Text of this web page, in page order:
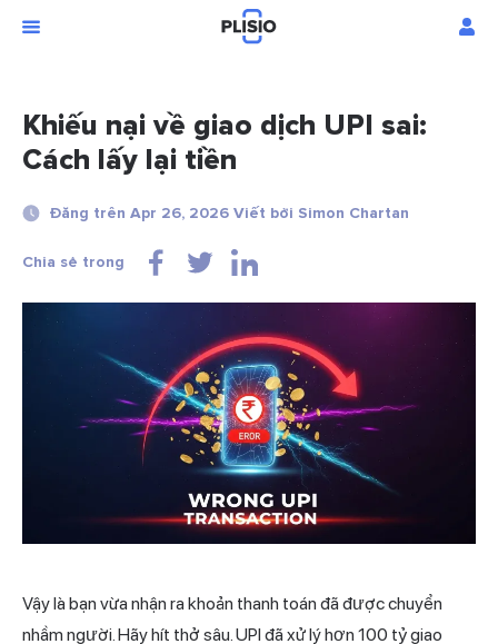
Khiếu nại về giao dịch UPI sai:
Cách lấy lại tiền
Đăng trên Apr 26, 2026 Viết bởi Simon Chartan
Chia sẻ trong
Vậy là bạn vừa nhận ra khoản thanh toán đã được chuyển
nhầm người. Hãy hít thở sâu. UPI đã xử lý hơn 100 tỷ giao